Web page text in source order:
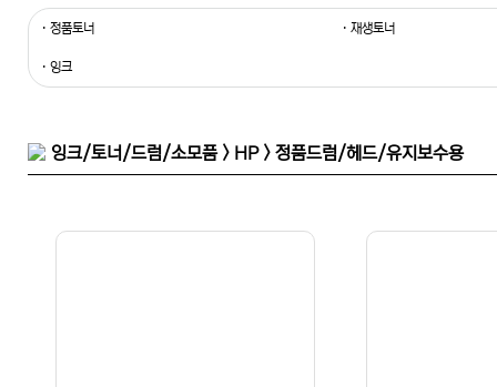
· 정품토너 · 재생토너
· 잉크
잉크/토너/드럼/소모품 > HP > 정품드럼/헤드/유지보수용